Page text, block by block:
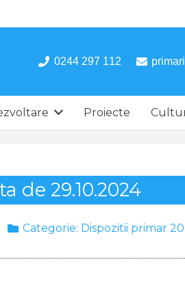
0244 297 112
Proiecte
de 29.10.2024
Categorie: Dispozitii primar